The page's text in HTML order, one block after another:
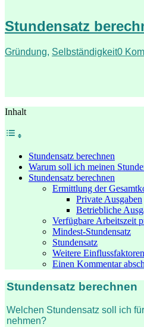
Stundensatz
Gründung, Selbständigkeit0
Inhalt
Stundensatz berechnen
Warum soll ich meinen
Stundensatz berechnen
Ermittlung der
Private Ausgaben
Betriebliche
Verfügbare Arbeitszeit
Mindest-Stundensatz
Stundensatz
Weitere Einflussfaktoren
Einen Kommentar
Stundensatz berechnen
Welchen Stundensatz soll ich
nehmen?